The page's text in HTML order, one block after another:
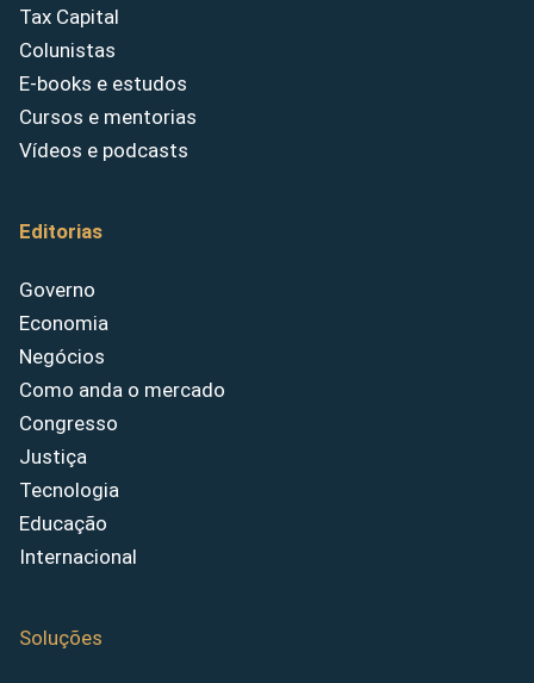
Tax Capital
Colunistas
E-books e estudos
Cursos e mentorias
Vídeos e podcasts
Editorias
Governo
Economia
Negócios
Como anda o mercado
Congresso
Justiça
Tecnologia
Educação
Internacional
Soluções